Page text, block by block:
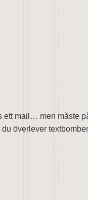
mail… men måste
överlever